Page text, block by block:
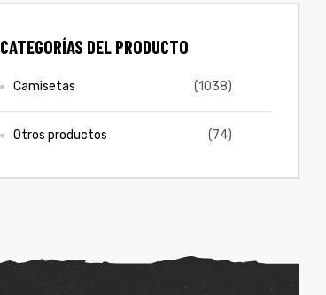
CATEGORÍAS DEL PRODUCTO
Camisetas (1038)
Otros productos (74)